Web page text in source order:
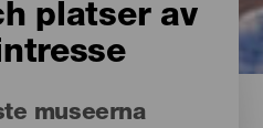
platser av
museerna